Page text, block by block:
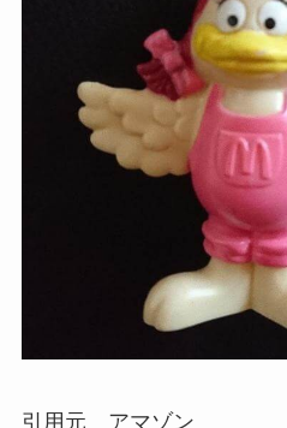
引用元 アマゾン